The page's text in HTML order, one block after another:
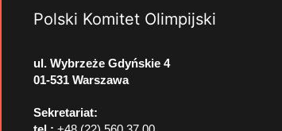
Polski Komitet Olimpijski
ul. Wybrzeże Gdyńskie 4
01-531 Warszawa
Sekretariat: